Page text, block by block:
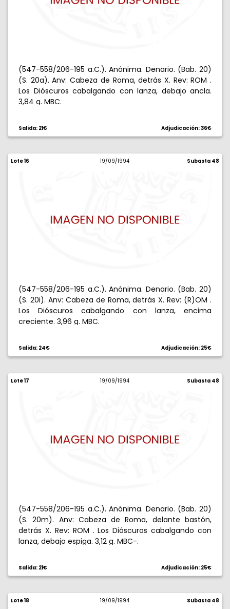
(547-558/206-195 a.C.). Anónima. Denario. (Bab. 20)
(S. 20a). Anv: Cabeza de Roma, detrás X. Rev: ROM .
Los Dióscuros cabalgando con lanza, debajo ancla.
3,84 g. MBC.
Salida: 21€ Adjudicación: 36€
Lote 16 19/09/1994 Subasta 48
(547-558/206-195 a.C.). Anónima. Denario. (Bab. 20)
(S. 20i). Anv: Cabeza de Roma, detrás X. Rev: (R)OM .
Los Dióscuros cabalgando con lanza, encima
creciente. 3,96 g. MBC.
Salida: 24€ Adjudicación: 25€
Lote 17 19/09/1994 Subasta 48
(547-558/206-195 a.C.). Anónima. Denario. (Bab. 20)
(S. 20m). Anv: Cabeza de Roma, delante bastón,
detrás X. Rev: ROM . Los Dióscuros cabalgando con
lanza, debajo espiga. 3,12 g. MBC-.
Salida: 21€ Adjudicación: 25€
Lote 18 19/09/1994 Subasta 48